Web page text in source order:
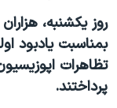
صفحه
اصلی
جهش
به
جستجو
جهان
ورزشی
گزیده‌ها
صفحه‌های ویژه
جام جهانی ۲۰۲۶
عملیات خشم
فرکانس‌های
پخش رادیویی
روز يکشنبه،
بمناسبت يادبود
پرداختند.